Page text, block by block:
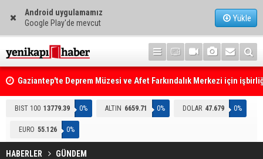
Android uygulamamız
Google Play'de mevcut
Yükle
Gaziantep'te Deprem Müzesi ve Afet Farkındalık Merkezi için
protokolü imzalandı
BIST 100 13779.39 0% ALTIN 6659.71 0% DOLAR 47.679 0%
EURO 55.126 0%
HABERLER GÜNDEM